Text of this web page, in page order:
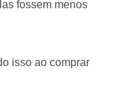
fossem menos
isso ao comprar